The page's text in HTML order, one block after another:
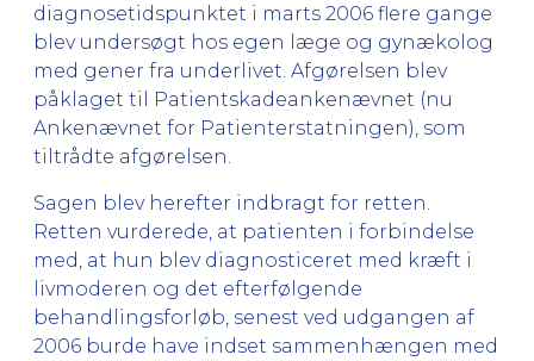
diagnosetidspunktet i marts 2006 flere gange
blev undersøgt hos egen læge og gynækolog
med gener fra underlivet. Afgørelsen blev
påklaget til Patientskadeankenævnet (nu
Ankenævnet for Patienterstatningen), som
tiltrådte afgørelsen.
Sagen blev herefter indbragt for retten.
Retten vurderede, at patienten i forbindelse
med, at hun blev diagnosticeret med kræft i
livmoderen og det efterfølgende
behandlingsforløb, senest ved udgangen af
2006 burde have indset sammenhængen med